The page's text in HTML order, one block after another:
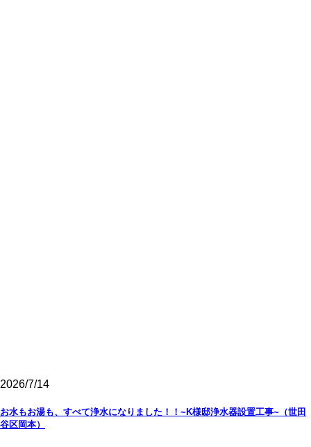
2026/7/14
お水もお湯も、すべて浄水になりました！！~K様邸浄水器設置工事~（世田
谷区岡本）